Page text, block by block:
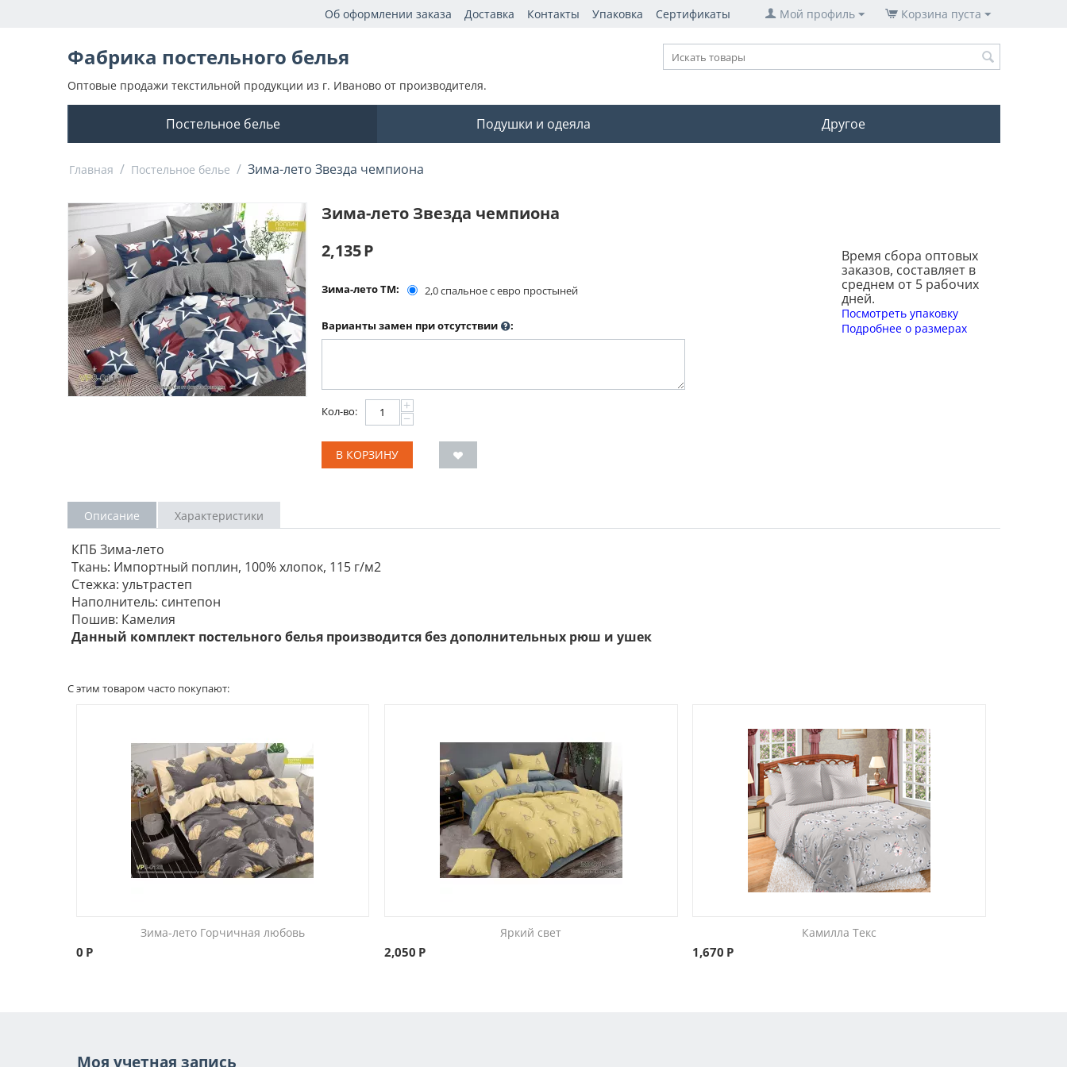
Корзина пуста
Мой профиль
Об оформлении заказа Доставка Контакты Упаковка Сертификаты
Фабрика постельного белья
Оптовые продажи текстильной продукции из г. Иваново от производителя.
Постельное белье Подушки и одеяла Другое
Главная / Постельное белье / Зима-лето Звезда чемпиона
Зима-лето Звезда чемпиона
Время сбора оптовых
заказов, составляет в
среднем от 5 рабочих
дней.
Посмотреть упаковку
Подробнее о размерах
2,135Р
Зима-лето ТМ: 2,0 спальное с евро простыней
Варианты замен при отсутствии :
Кол-во: +
−
В КОРЗИНУ
Описание Характеристики
КПБ Зима-лето
Ткань: Импортный поплин, 100% хлопок, 115 г/м2
Стежка: ультрастеп
Наполнитель: синтепон
Пошив: Камелия
Данный комплект постельного белья производится без дополнительных рюш и ушек
С этим товаром часто покупают:
Зима-лето Горчичная любовь
0 Р
Яркий свет
2,050 Р
Камилла Текс
1,670 Р
Моя учетная запись